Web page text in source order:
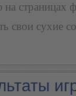
страницах
свои сухие